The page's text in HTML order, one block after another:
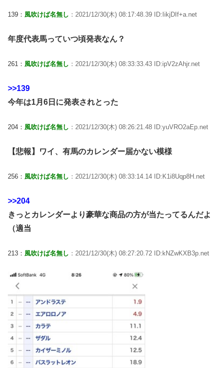
139： 風吹けば名無し ：2021/12/30(木) 08:17:48.39 ID:IikjDIf+a.net
年度代表馬っていつ頃発表なん？
261： 風吹けば名無し ：2021/12/30(木) 08:33:33.43 ID:ipV2zAhjr.net
>>139
今年は1月6日に発表されとった
204： 風吹けば名無し ：2021/12/30(木) 08:26:21.48 ID:yuVRO2aEp.net
【悲報】ワイ、有馬のカレンダー届かない模様
256： 風吹けば名無し ：2021/12/30(木) 08:33:14.14 ID:K1i8Uqp8H.net
>>204
きっとカレンダーより豪華な商品の方が当たってるんだよ
（適当
213： 風吹けば名無し ：2021/12/30(木) 08:27:20.72 ID:kNZwKXB3p.net